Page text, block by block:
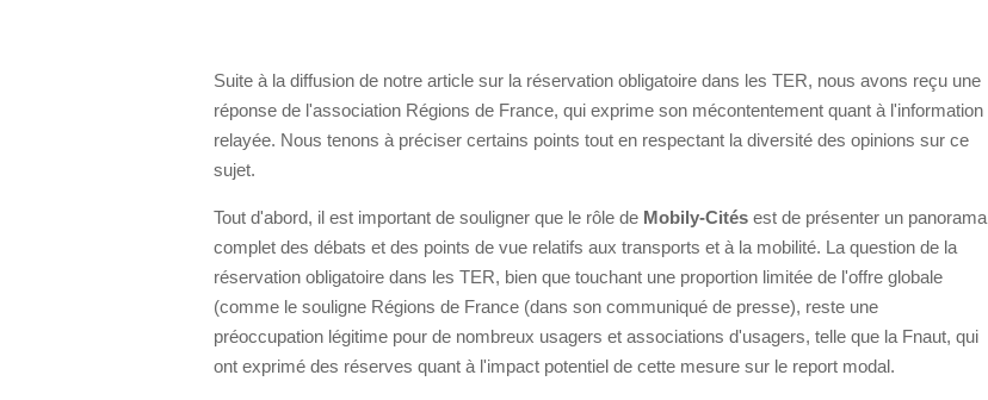
Suite à la diffusion de notre article sur la réservation obligatoire dans les TER, nous avons reçu une
réponse de l'association Régions de France, qui exprime son mécontentement quant à l'information
relayée. Nous tenons à préciser certains points tout en respectant la diversité des opinions sur ce
sujet.
Tout d'abord, il est important de souligner que le rôle de Mobily-Cités est de présenter un panorama
complet des débats et des points de vue relatifs aux transports et à la mobilité. La question de la
réservation obligatoire dans les TER, bien que touchant une proportion limitée de l'offre globale
(comme le souligne Régions de France (dans son communiqué de presse), reste une
préoccupation légitime pour de nombreux usagers et associations d'usagers, telle que la Fnaut, qui
ont exprimé des réserves quant à l'impact potentiel de cette mesure sur le report modal.